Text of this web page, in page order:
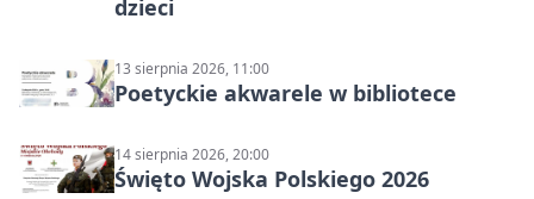
dzieci
13 sierpnia 2026, 11:00
Poetyckie akwarele w bibliotece
14 sierpnia 2026, 20:00
Święto Wojska Polskiego 2026